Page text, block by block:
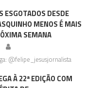
ESGOTADOS DESDE
MENOS É MAIS
SEMANA
@felipe_jesusjornalista
À 22ª EDIÇÃO COM